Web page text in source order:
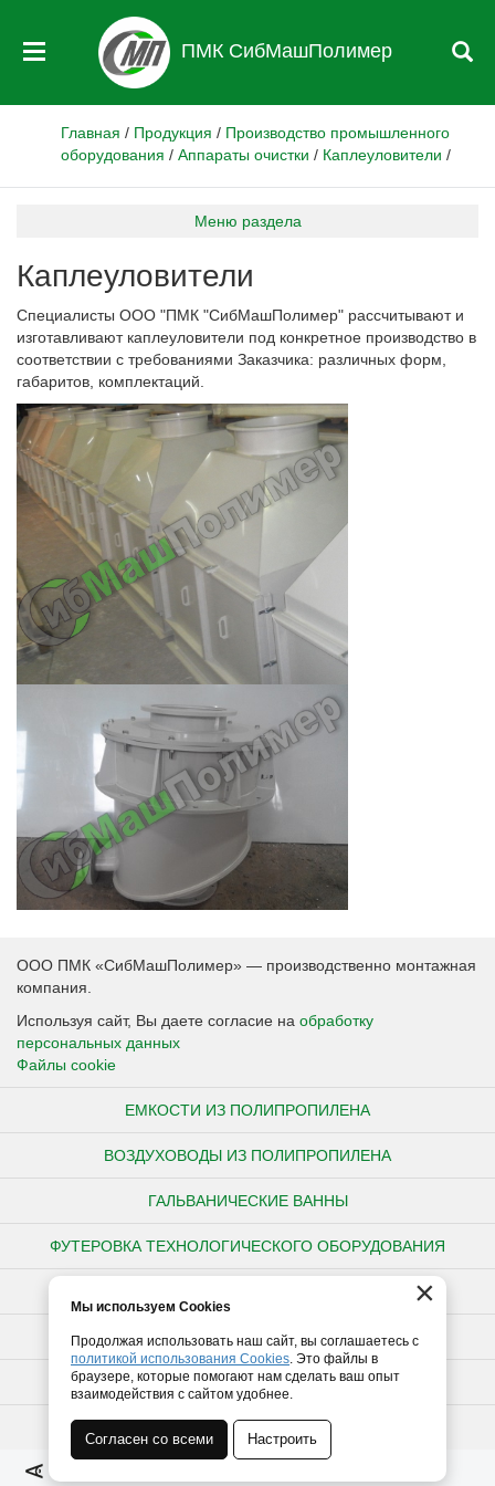
ПМК СибМашПолимер
Главная / Продукция / Производство промышленного
оборудования / Аппараты очистки / Каплеуловители /
Меню раздела
Каплеуловители
Специалисты ООО "ПМК "СибМашПолимер" рассчитывают и
изготавливают каплеуловители под конкретное производство в
соответствии с требованиями Заказчика: различных форм,
габаритов, комплектаций.
ООО ПМК «СибМашПолимер» — производственно монтажная
компания.
Используя сайт, Вы даете согласие на обработку
персональных данных
Файлы cookie
ЕМКОСТИ ИЗ ПОЛИПРОПИЛЕНА
ВОЗДУХОВОДЫ ИЗ ПОЛИПРОПИЛЕНА
ГАЛЬВАНИЧЕСКИЕ ВАННЫ
ФУТЕРОВКА ТЕХНОЛОГИЧЕСКОГО ОБОРУДОВАНИЯ
НЕСТАНДАРТНЫЕ ИЗДЕЛИЯ ИЗ ПОЛИПРОПИЛЕНА
ПОЛИПРОПИЛЕНОВЫЕ ТРУБЫ
ПОЛИЭТИЛЕНОВЫЕ ТРУБЫ
ТРУБЫ ПВХ
×
Мы используем Cookies
Продолжая использовать наш сайт, вы соглашаетесь с
политикой использования Cookies. Это файлы в
браузере, которые помогают нам сделать ваш опыт
взаимодействия с сайтом удобнее.
Согласен со всеми Настроить